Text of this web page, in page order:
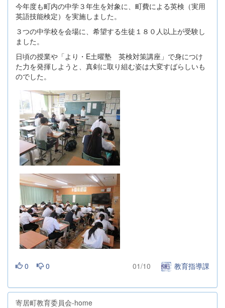
今年度も町内の中学３年生を対象に、町費による英検（実用
英語技能検定）を実施しました。
３つの中学校を会場に、希望する生徒１８０人以上が受験し
ました。
日頃の授業や「より・E土曜塾 英検対策講座」で身につけ
た力を発揮しようと、真剣に取り組む姿は大変すばらしいも
のでした。
0 0 01/10 教育指導課
寄居町教育委員会-home